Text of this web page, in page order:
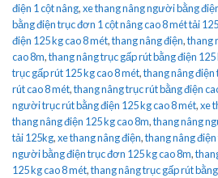
điện 1 cột nâng,xe thang nâng người bằng
bằng điện trục đơn 1 cột nâng cao 8 mét tải
điện 125 kg cao 8 mét,thang nâng điện,thang
cao 8m,thang nâng trục gấp rút bằng điện 125
trục gấp rút 125 kg cao 8 mét,thang nâng điện
rút cao 8 mét,thang nâng trục rút bằng điện
người trục rút bằng điện 125 kg cao 8 mét,xe
thang nâng điện 125 kg cao 8m,thang nâng
tải 125kg,xe thang nâng điện,thang nâng
người bằng điện trục đơn 125 kg cao 8m,
125 kg cao 8 mét,thang nâng trục gấp rút